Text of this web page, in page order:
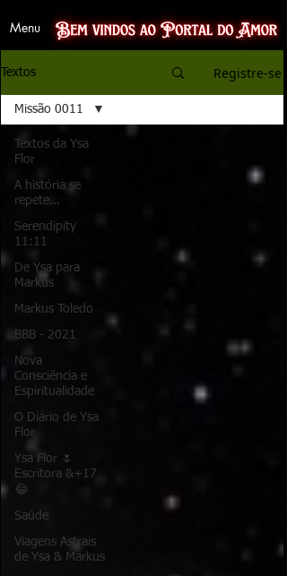
Menu
Textos Registre-se
Textos da Ysa
Flor
A história se
repete...
Serendipity
11:11
De Ysa para
Markus
Markus Toledo
BBB - 2021
Nova
Consciência e
Espiritualidade
O Diário de Ysa
Flor
Ysa Flor 🌷
Escritora &+17
😂
Saúde
Viagens Astrais
de Ysa & Markus
Missão 0011